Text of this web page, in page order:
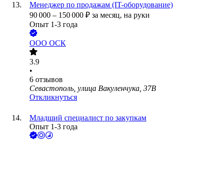
Менеджер по продажам (IT-оборудование)
90 000 – 150 000 ₽ за месяц, на руки
Опыт 1-3 года
ООО ОСК
3.9
•
6 отзывов
Севастополь, улица Вакуленчука, 37В
Откликнуться
Младший специалист по закупкам
Опыт 1-3 года